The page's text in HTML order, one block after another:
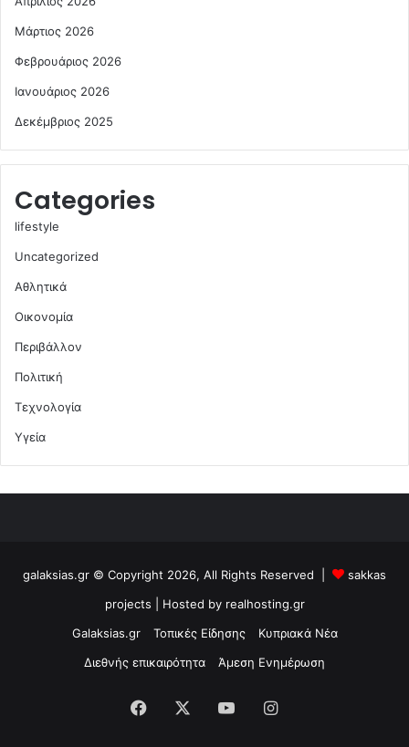
Μάρτιος 2026
Φεβρουάριος 2026
Ιανουάριος 2026
Δεκέμβριος 2025
Categories
lifestyle
Uncategorized
Αθλητικά
Οικονομία
Περιβάλλον
Πολιτική
Τεχνολογία
Υγεία
galaksias.gr © Copyright 2026, All Rights Reserved |
sakkas
projects | Hosted by realhosting.gr
Galaksias.gr
Τοπικές Είδησης
Κυπριακά Νέα
Διεθνής επικαιρότητα
Άμεση Ενημέρωση
Facebook YouTubeInstagram